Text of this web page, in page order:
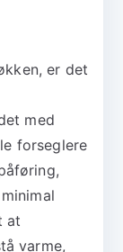
er det
med
forseglere
at
varme,